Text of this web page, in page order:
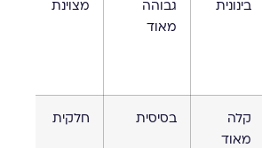
בינונית
גבוהה
מאוד
מצוינת
קלה
מאוד
בסיסית חלקית